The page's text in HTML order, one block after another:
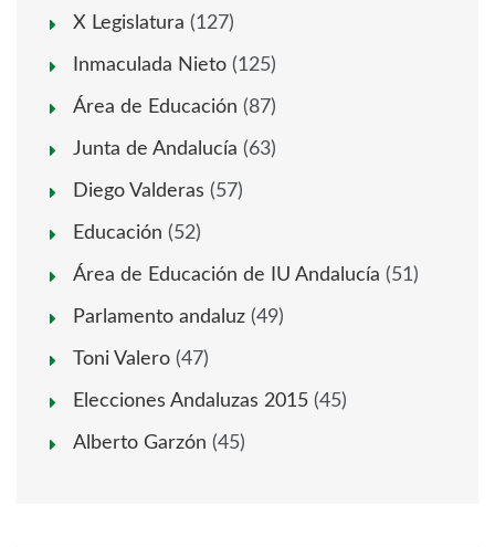
X Legislatura (127)
Inmaculada Nieto (125)
Área de Educación (87)
Junta de Andalucía (63)
Diego Valderas (57)
Educación (52)
Área de Educación de IU Andalucía (51)
Parlamento andaluz (49)
Toni Valero (47)
Elecciones Andaluzas 2015 (45)
Alberto Garzón (45)